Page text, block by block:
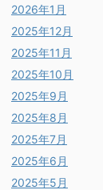
2026年1月
2025年12月
2025年11月
2025年10月
2025年9月
2025年8月
2025年7月
2025年6月
2025年5月